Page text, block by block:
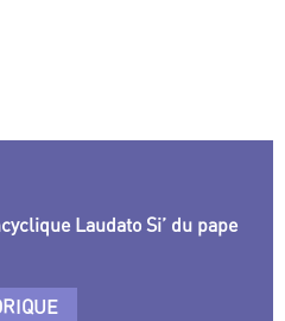
Laudato Si’ du pape